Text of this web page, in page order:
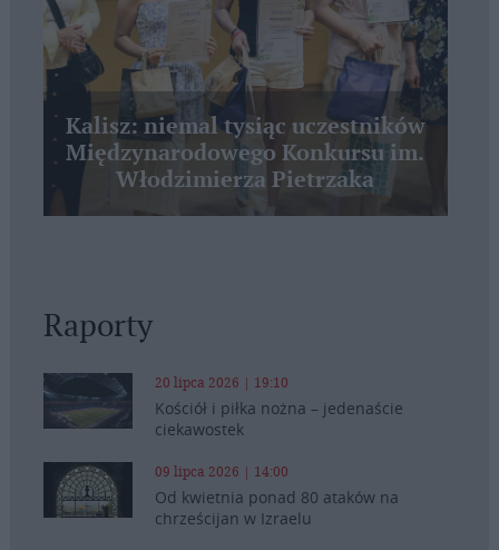
Kalisz: niemal tysiąc uczestników
Międzynarodowego Konkursu im.
Włodzimierza Pietrzaka
Raporty
20 lipca 2026 | 19:10
Kościół i piłka nożna – jedenaście
ciekawostek
09 lipca 2026 | 14:00
Od kwietnia ponad 80 ataków na
chrześcijan w Izraelu